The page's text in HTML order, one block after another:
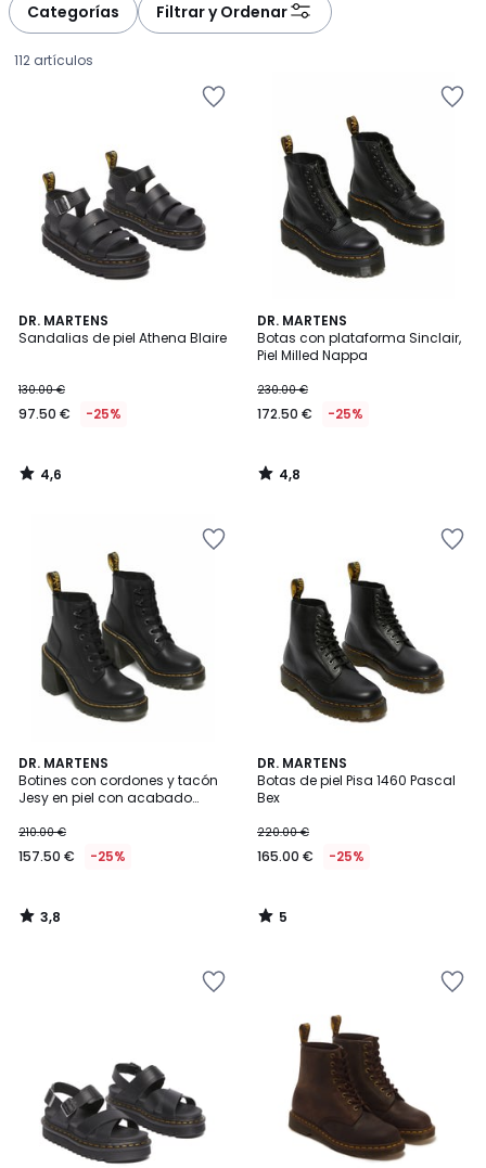
Categorías Filtrar y Ordenar
112 artículos
DR. MARTENS
Sandalias de piel Athena Blaire
€
en
de
130.00
aplicado.
130.00 €
97.50 € -25%
4,6
/ 5
4,6
/
DR. MARTENS
Botas con plataforma Sinclair,
Piel Milled Nappa
230.00 €
172.50 € -25%
4,8
/ 5
4,8
/
DR. MARTENS
Botines con cordones y tacón
Jesy en piel con acabado
210.00 €
157.50 € -25%
3,8
/ 5
3,8
/
DR. MARTENS
Botas de piel Pisa 1460 Pascal
Bex
220.00 €
165.00 € -25%
5
/
5
5
/